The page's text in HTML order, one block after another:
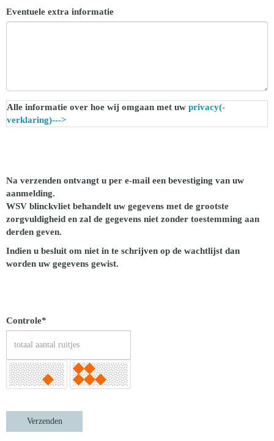
Eventuele extra informatie
Alle informatie over hoe wij omgaan met uw privacy(-
verklaring)--->
Na verzenden ontvangt u per e-mail een bevestiging van uw
aanmelding.
WSV blinckvliet behandelt uw gegevens met de grootste
zorgvuldigheid en zal de gegevens niet zonder toestemming aan
derden geven.
Indien u besluit om niet in te schrijven op de wachtlijst dan
worden uw gegevens gewist.
Controle*
Verzenden